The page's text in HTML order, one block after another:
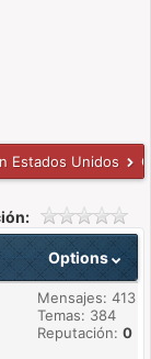
Estados Unidos
Options
Mensajes: 413
Temas: 384
Reputación: 0